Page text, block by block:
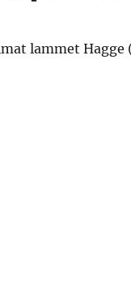
lammet Hagge